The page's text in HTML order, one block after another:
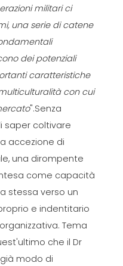
militari ci
una serie di catene
dei potenziali
caratteristiche
con cui
".Senza
saper coltivare
accezione di
una dirompente
come capacità
stessa verso un
e indentitario
Tema
che il Dr
modo di